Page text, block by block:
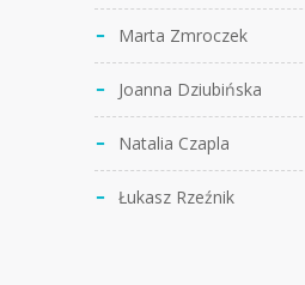
Marta Zmroczek
Joanna Dziubińska
Natalia Czapla
Łukasz Rzeźnik